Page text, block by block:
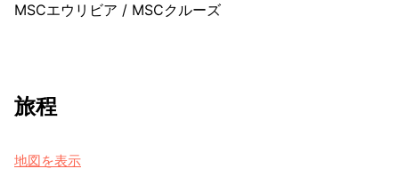
MSCエウリビア / MSCクルーズ
旅程
地図を表示